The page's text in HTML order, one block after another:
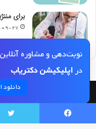
برای
نوبت‌دهی و مشاوره
دراپلیکیشن دکتریاب
© کپی رایت 2026,
به دکتریاب است و بازنشر مطالب
فیسبوک توییتر